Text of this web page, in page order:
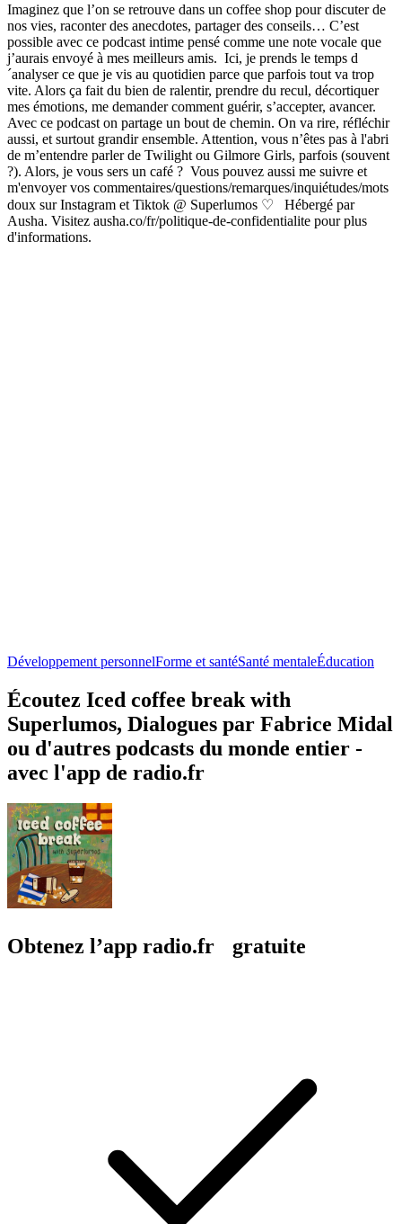
Imaginez que l’on se retrouve dans un coffee shop pour discuter de
nos vies, raconter des anecdotes, partager des conseils… C’est
possible avec ce podcast intime pensé comme une note vocale que
j’aurais envoyé à mes meilleurs amis. Ici, je prends le temps d
´analyser ce que je vis au quotidien parce que parfois tout va trop
vite. Alors ça fait du bien de ralentir, prendre du recul, décortiquer
mes émotions, me demander comment guérir, s’accepter, avancer.
Avec ce podcast on partage un bout de chemin. On va rire, réfléchir
aussi, et surtout grandir ensemble. Attention, vous n’êtes pas à l'abri
de m’entendre parler de Twilight ou Gilmore Girls, parfois (souvent
?). Alors, je vous sers un café ? Vous pouvez aussi me suivre et
m'envoyer vos commentaires/questions/remarques/inquiétudes/mots
doux sur Instagram et Tiktok @ Superlumos ♡ Hébergé par
Ausha. Visitez ausha.co/fr/politique-de-confidentialite pour plus
d'informations.
Développement personnelForme et santéSanté mentaleÉducation
Écoutez Iced coffee break with
Superlumos, Dialogues par Fabrice Midal
ou d'autres podcasts du monde entier -
avec l'app de radio.fr
Obtenez l’app radio.fr gratuite